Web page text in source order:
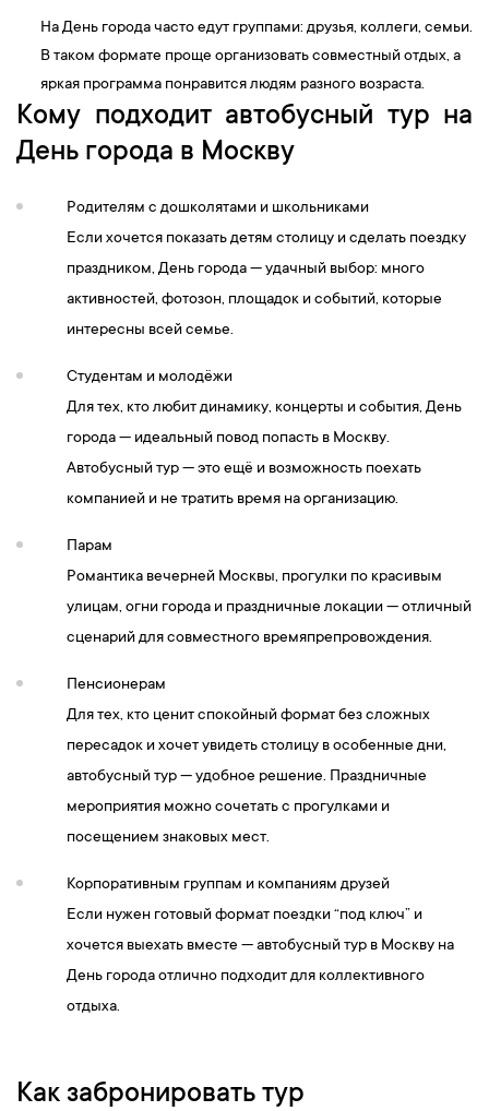
На День города часто едут группами: друзья, коллеги, семьи.
В таком формате проще организовать совместный отдых, а
яркая программа понравится людям разного возраста.
Кому подходит автобусный тур на
День города в Москву
Родителям с дошколятами и школьниками
Если хочется показать детям столицу и сделать поездку
праздником, День города — удачный выбор: много
активностей, фотозон, площадок и событий, которые
интересны всей семье.
Студентам и молодёжи
Для тех, кто любит динамику, концерты и события, День
города — идеальный повод попасть в Москву.
Автобусный тур — это ещё и возможность поехать
компанией и не тратить время на организацию.
Парам
Романтика вечерней Москвы, прогулки по красивым
улицам, огни города и праздничные локации — отличный
сценарий для совместного времяпрепровождения.
Пенсионерам
Для тех, кто ценит спокойный формат без сложных
пересадок и хочет увидеть столицу в особенные дни,
автобусный тур — удобное решение. Праздничные
мероприятия можно сочетать с прогулками и
посещением знаковых мест.
Корпоративным группам и компаниям друзей
Если нужен готовый формат поездки “под ключ” и
хочется выехать вместе — автобусный тур в Москву на
День города отлично подходит для коллективного
отдыха.
Как забронировать тур